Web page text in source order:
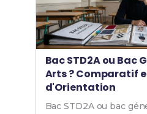
Bac STD2A ou Bac
Arts ? Comparatif
d'Orientation
Bac STD2A ou bac